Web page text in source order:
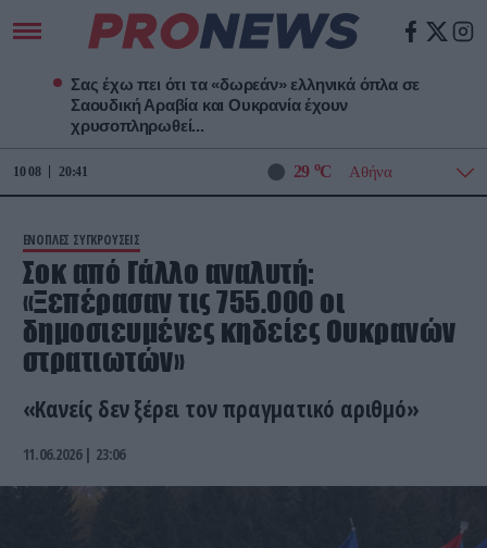
Σας έχω πει ότι τα «δωρεάν» ελληνικά όπλα σε
Σαουδική Αραβία και Ουκρανία έχουν
χρυσοπληρωθεί...
1008 20:41 29 oC
ΕΝΟΠΛΕΣ ΣΥΓΚΡΟΥΣΕΙΣ
Σοκ από Γάλλο αναλυτή:
«Ξεπέρασαν τις 755.000 οι
δημοσιευμένες κηδείες Ουκρανών
στρατιωτών»
«Κανείς δεν ξέρει τον πραγματικό αριθμό»
11.06.2026 | 23:06